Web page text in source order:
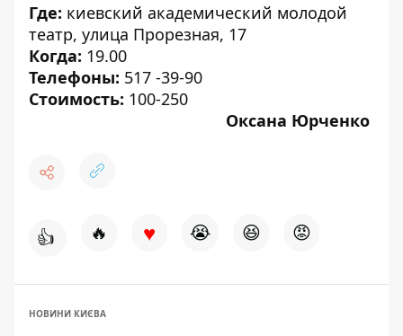
Где: киевский академический молодой
театр, улица Прорезная, 17
Когда: 19.00
Телефоны: 517 -39-90
Стоимость: 100-250
Оксана Юрченко
👍 🔥 ♥ 😭 😆 😡
НОВИНИ КИЄВА